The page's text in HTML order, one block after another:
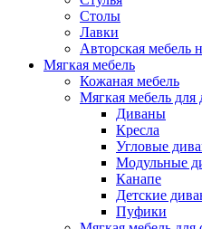
Столы
Лавки
Авторская мебель
Мягкая мебель
Кожаная мебель
Мягкая мебель для
Диваны
Кресла
Угловые
Модульные
Канапе
Детские
Пуфики